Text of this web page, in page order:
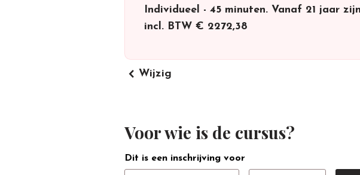
Individueel - 45 minuten. Vanaf 21 jaar
incl. BTW € 2272,38
keyboard_arrow_left Wijzig
Voor wie is de cursus?
Dit is een inschrijving voor